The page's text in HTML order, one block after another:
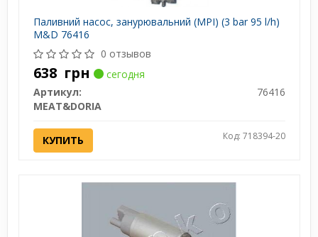
Паливний насос, занурювальний (MPI) (3 bar 95 l/h)
M&D 76416
0 отзывов
638 грн
сегодня
Артикул:
76416
MEAT&DORIA
КУПИТЬ Код: 718394-20